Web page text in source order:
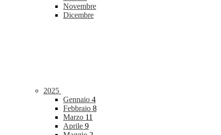
Novembre
Dicembre
2025
Gennaio 4
Febbraio 8
Marzo 11
Aprile 9